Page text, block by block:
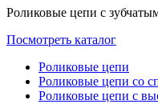
Роликовые цепи с
Посмотреть каталог
Роликовые цепи
Роликовые цепи со
Роликовые цепи с